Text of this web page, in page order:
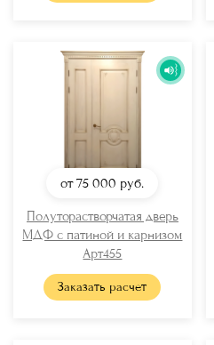
от 75 000 руб.
Полуторастворчатая дверь
МДФ с патиной и карнизом
Арт455
Заказать расчет